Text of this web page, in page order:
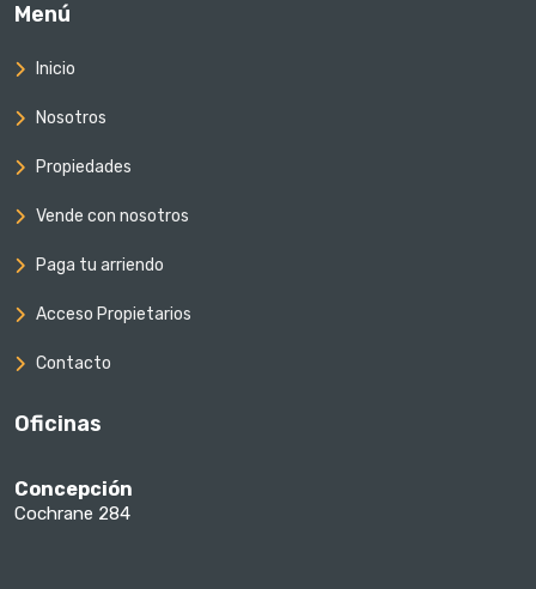
Menú
Inicio
Nosotros
Propiedades
Vende con nosotros
Paga tu arriendo
Acceso Propietarios
Contacto
Oficinas
Concepción
Cochrane 284